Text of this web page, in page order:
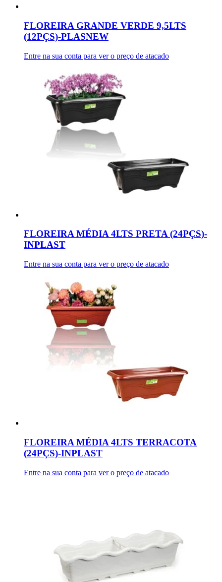
FLOREIRA GRANDE VERDE 9,5LTS
(12PÇS)-PLASNEW
Entre na sua conta para ver o preço de atacado
FLOREIRA MÉDIA 4LTS PRETA (24PÇS)-
INPLAST
Entre na sua conta para ver o preço de atacado
FLOREIRA MÉDIA 4LTS TERRACOTA
(24PÇS)-INPLAST
Entre na sua conta para ver o preço de atacado